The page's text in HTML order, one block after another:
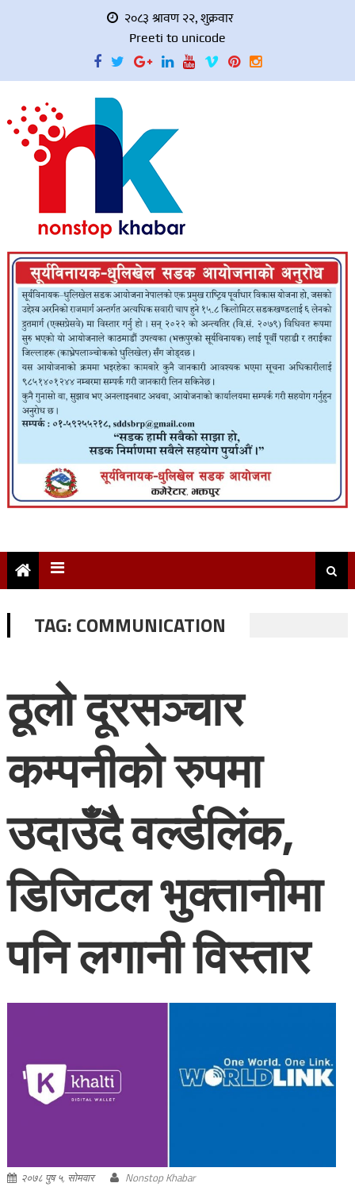
२०८३ श्रावण २२, शुक्रवार
Preeti to unicode
TAG:COMMUNICATION
ठूलो दूरसञ्चार
कम्पनीको रुपमा
उदाउँदै वर्ल्डलिंक,
डिजिटल भुक्तानीमा
पनि लगानी विस्तार
२०७८ पुष ५, सोमवार Nonstop Khabar